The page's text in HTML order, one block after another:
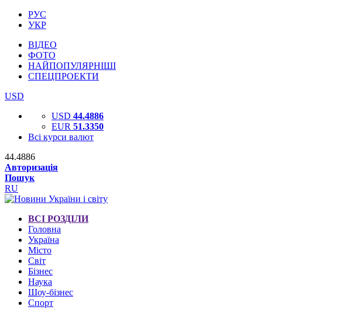
РУС
УКР
ВІДЕО
ФОТО
НАЙПОПУЛЯРНІШІ
СПЕЦПРОЕКТИ
USD
USD 44.4886
EUR 51.3350
Всі курси валют
44.4886
Авторизація
Пошук
RU
ВСІ РОЗДІЛИ
Головна
Україна
Місто
Світ
Бізнес
Наука
Шоу-бізнес
Спорт